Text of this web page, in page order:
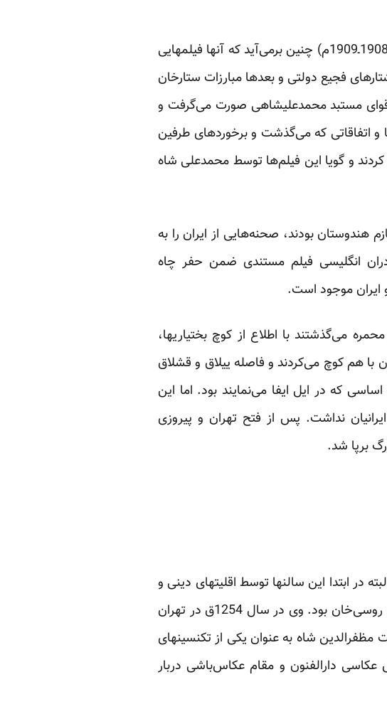
از نوشته‌های مهاجرین ایرانی که بعد از به توپ بستن مجلس از ایران فرار کرده‌اند (1908ـ1909م) چنین بر‌می‌آید که آنها فیلمهایی
فجیع دولتی و بعدها مبارزات ستارخان
مستبد محمدعلیشاهی صورت می‌گرفت و
و اتفاقاتی که می‌گذشت و برخوردهای طرفین
و گویا این فیلم‌ها توسط محمدعلی ‌شاه
هندوستان بودند، صحنه‌هایی از ایران را به
انگلیسی فیلم مستندی ضمن حفر چاه
ایران موجود است.
می‌گذشتند با اطلاع از کوچ بختیاریها،
با هم کوچ می‌کردند و فاصله ییلاق و قشلاق
که در ایل ایفا می‌نمایند بود. اما این
نداشت. پس از فتح تهران و پیروزی
برپا شد.
در ابتدا این سالنها توسط اقلیتهای دینی و
افراد غیر ایرانی ایجاد گردید. اولین فرد از این گروه که اقدام به بازگشایی سینما کرد روسی‌خان بود. وی در سال 1254ق در تهران
‌شاه به عنوان یکی از تکنسینهای
دارالفنون و مقام عکاس‌باشی دربار